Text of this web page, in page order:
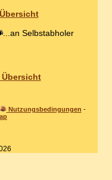
Übersicht
...an Selbstabholer
Übersicht
Nutzungsbedingungen -